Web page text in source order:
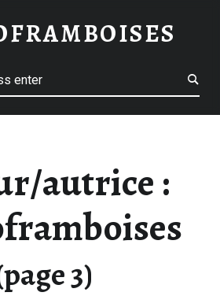
autrice :
3)